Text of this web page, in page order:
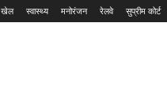
खेल स्वास्थ्य मनोरंजन रेलवे सुप्रीम कोर्ट